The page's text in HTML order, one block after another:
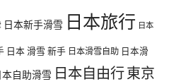
日本新手滑雪 日本旅行 日本
日本 滑雪 新手 日本滑雪自助 日本滑
本自助滑雪 日本自由行東京